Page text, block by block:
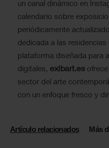
un canal dinámico en
calendario sobre
periódicamente
dedicada a las
plataforma diseñada para
digitales, exibart.es
sector del arte
con un enfoque fresco y
Artículo relacionados Más